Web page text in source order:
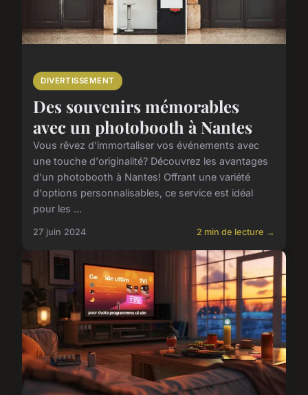
DIVERTISSEMENT
Des souvenirs mémorables
avec un photobooth à Nantes
Vous rêvez d'immortaliser vos événements avec
une touche d'originalité? Découvrez les avantages
d'un photobooth à Nantes! Offrant une variété
d'options personnalisables, ce service est idéal
pour les ...
27 juin 2024 2 min de lecture →